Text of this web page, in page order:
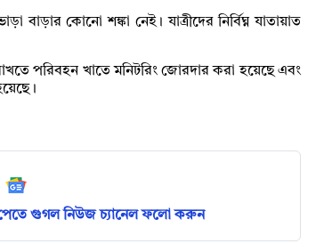
কোনো শঙ্কা নেই। যাত্রীদের নির্বিঘ্ন যাতায়াত
পরিবহন খাতে মনিটরিং জোরদার করা হয়েছে এবং
গুগল নিউজ চ্যানেল ফলো করুন